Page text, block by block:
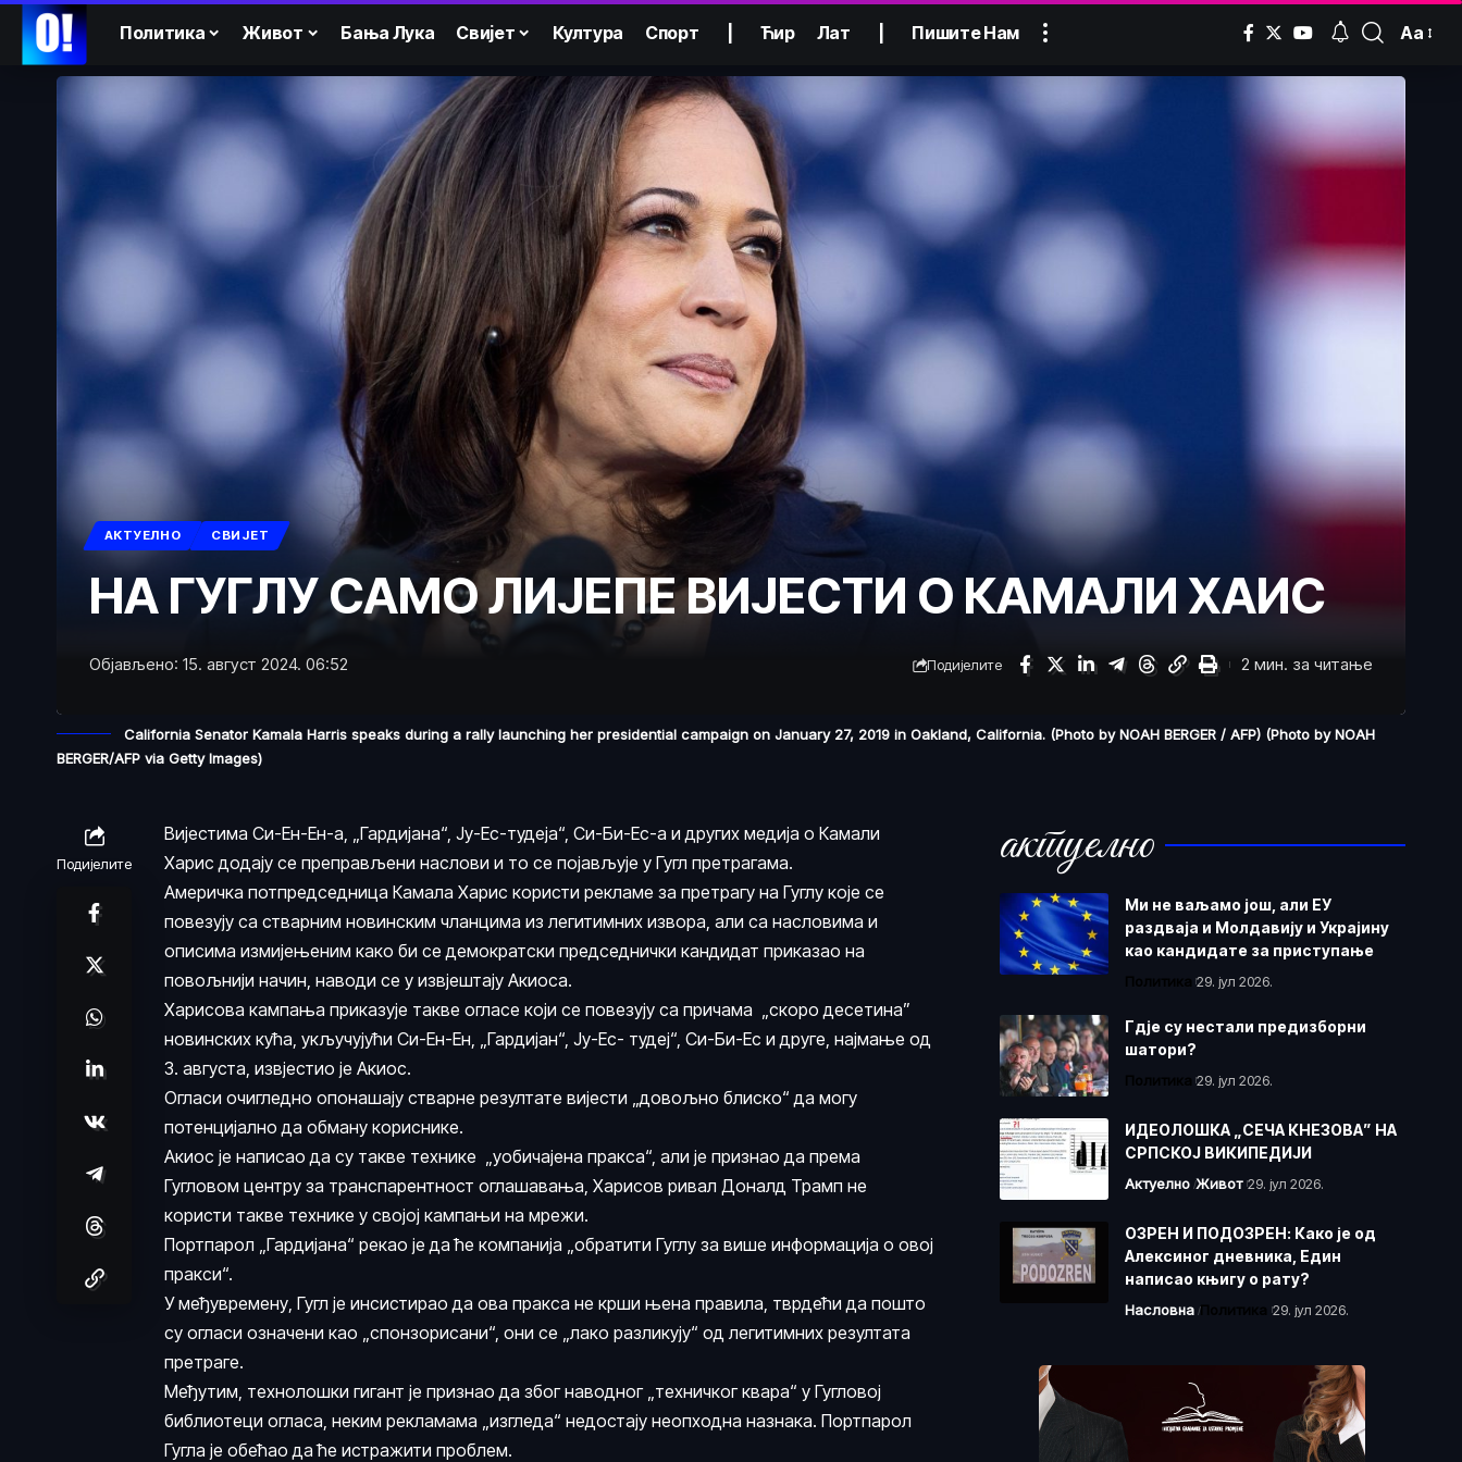
Политика Живот Бања Лука Свијет Култура Спорт Ћир Лат Пишите Нам Аа
АКТУЕЛНО СВИЈЕТ
НА ГУГЛУ САМО ЛИЈЕПЕ ВИЈЕСТИ О КАМАЛИ ХАИС
Објављено: 15. август 2024. 06:52 Подијелите 2 мин. за читање
California Senator Kamala Harris speaks during a rally launching her presidential campaign on January 27, 2019 in Oakland, California. (Photo by NOAH BERGER / AFP) (Photo by NOAH
BERGER/AFP via Getty Images)
Подијелите
Вијестима Си-Ен-Ен-а, „Гардијана“, Ју-Ес-тудеја“, Си-Би-Ес-а и других медија о Камали
Харис додају се преправљени наслови и то се појављује у Гугл претрагама.
Америчка потпредседница Камала Харис користи рекламе за претрагу на Гуглу које се
повезују са стварним новинским чланцима из легитимних извора, али са насловима и
описима измијењеним како би се демократски председнички кандидат приказао на
повољнији начин, наводи се у извјештају Акиоса.
Харисова кампања приказује такве огласе који се повезују са причама „скоро десетина”
новинских кућа, укључујући Си-Ен-Ен, „Гардијан“, Ју-Ес- тудеј“, Си-Би-Ес и друге, најмање од
3. августа, извјестио је Акиос.
Огласи очигледно опонашају стварне резултате вијести „довољно блиско“ да могу
потенцијално да обману кориснике.
Акиос је написао да су такве технике „уобичајена пракса“, али је признао да према
Гугловом центру за транспарентност оглашавања, Харисов ривал Доналд Трамп не
користи такве технике у својој кампањи на мрежи.
Портпарол „Гардијана“ рекао је да ће компанија „обратити Гуглу за више информација о овој
пракси“.
У међувремену, Гугл је инсистирао да ова пракса не крши њена правила, тврдећи да пошто
су огласи означени као „спонзорисани“, они се „лако разликују“ од легитимних резултата
претраге.
Међутим, технолошки гигант је признао да због наводног „техничког квара“ у Гугловој
библиотеци огласа, неким рекламама „изгледа“ недостају неопходна назнака. Портпарол
Гугла је обећао да ће истражити проблем.
актуелно
Ми не ваљамо још, али ЕУ
раздваја и Молдавију и Украјину
као кандидате за приступање
Политика 29. јул 2026.
Гдје су нестали предизборни
шатори?
Политика 29. јул 2026.
ИДЕОЛОШКА „СЕЧА КНЕЗОВА” НА
СРПСКОЈ ВИКИПЕДИЈИ
Актуелно Живот 29. јул 2026.
ОЗРЕН И ПОДОЗРЕН: Како је од
Алексиног дневника, Един
написао књигу о рату?
Насловна Политика 29. јул 2026.